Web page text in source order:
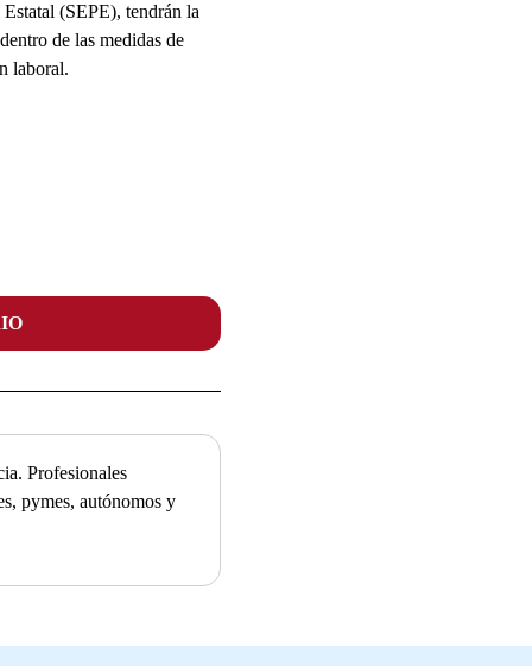
(SEPE), tendrán la
de las medidas de
laboral.
Profesionales
pymes, autónomos y